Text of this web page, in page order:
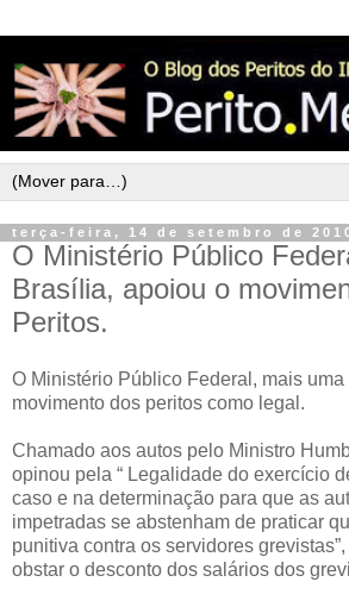
terça-feira, 14 de setembro de
O Ministério Público
Brasília, apoiou o
Peritos.
O Ministério Público Federal, mais
movimento dos peritos como legal.
Chamado aos autos pelo Ministro
opinou pela “ Legalidade do exercício
caso e na determinação para que as
impetradas se abstenham de praticar
punitiva contra os servidores
obstar o desconto dos salários dos